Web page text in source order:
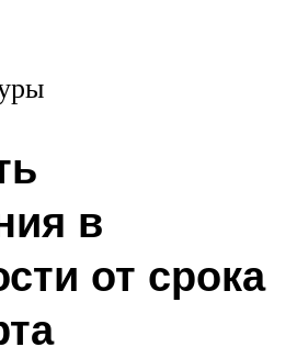
в
от срока